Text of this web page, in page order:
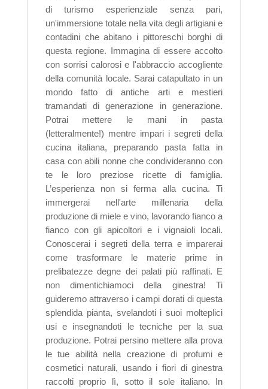
di turismo esperienziale senza pari,
un'immersione totale nella vita degli artigiani e
contadini che abitano i pittoreschi borghi di
questa regione. Immagina di essere accolto
con sorrisi calorosi e l'abbraccio accogliente
della comunità locale. Sarai catapultato in un
mondo fatto di antiche arti e mestieri
tramandati di generazione in generazione.
Potrai mettere le mani in pasta
(letteralmente!) mentre impari i segreti della
cucina italiana, preparando pasta fatta in
casa con abili nonne che condivideranno con
te le loro preziose ricette di famiglia.
L’esperienza non si ferma alla cucina. Ti
immergerai nell'arte millenaria della
produzione di miele e vino, lavorando fianco a
fianco con gli apicoltori e i vignaioli locali.
Conoscerai i segreti della terra e imparerai
come trasformare le materie prime in
prelibatezze degne dei palati più raffinati. E
non dimentichiamoci della ginestra! Ti
guideremo attraverso i campi dorati di questa
splendida pianta, svelandoti i suoi molteplici
usi e insegnandoti le tecniche per la sua
produzione. Potrai persino mettere alla prova
le tue abilità nella creazione di profumi e
cosmetici naturali, usando i fiori di ginestra
raccolti proprio lì, sotto il sole italiano. In